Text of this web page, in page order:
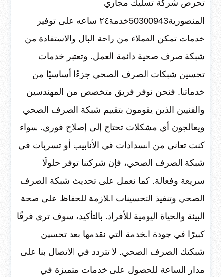
تحرص شركة تسليك مجاري
المنصورية50300943خدمة٢٤ ساعه على توفير
خدمات تمكن العملاء من راحة البال والاستفادة من
شبكة صرف صحية دائمة العمل. وتعتبر خدمات
تحسين شبكات الصرف الصحي جزءًا أساسيًا من
خدماتنا. فنحن نوفر فريق متخصص من المهندسين
والفنيين الذين يقومون بتقييم شبكة الصرف الصحي
ويعالجون أي مشكلات تحتاج إلى إصلاح فوري. سواء
كنت تعاني من انسدادات في الأنابيب أو تسربات في
شبكة الصرف الصحي، فإن شركتنا توفر حلولًا
سريعة وفعالة. كما نعمل على تحديث شبكة الصرف
الصحي وتنفيذ التحسينات اللازمة للحفاظ على صحة
البيئة والحياة اليومية للأفراد. بالتأكيد، سوف ترى فرقًا
كبيرًا في جودة الخدمة التي نقدمها بعد تحسين
شبكتك الصرف الصحي. لا تتردد في الاتصال بنا على
مدار الساعة للحصول على خدمات متميزة في